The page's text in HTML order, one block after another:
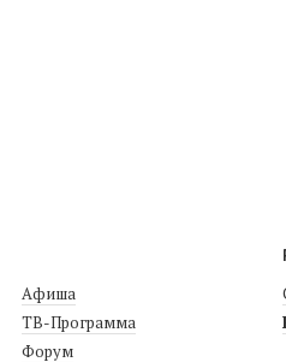
Афиша
ТВ-Программа
Форум